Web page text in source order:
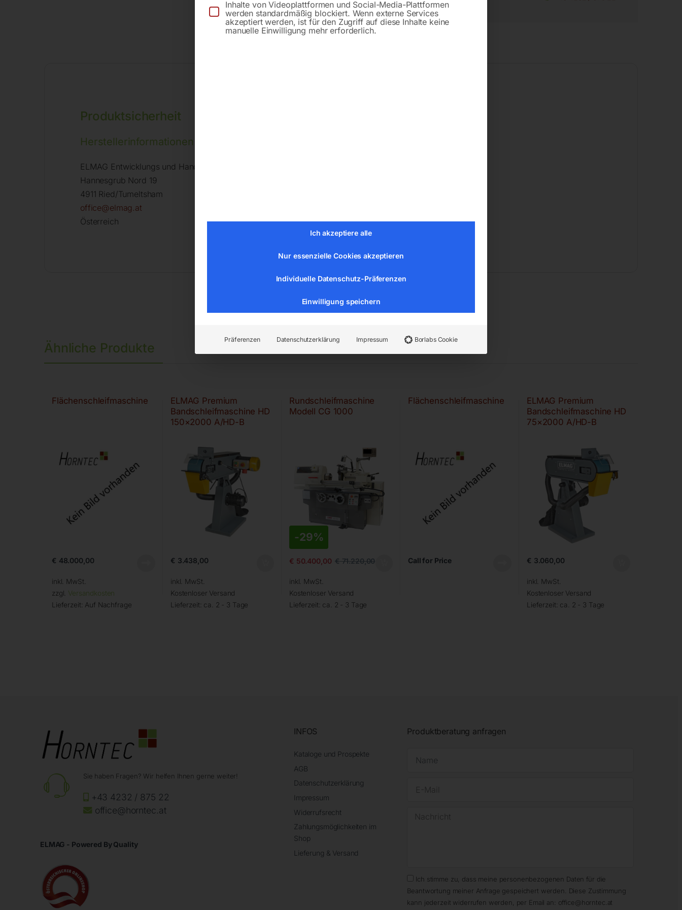
Produktsicherheit
Herstellerinformationen
ELMAG Entwicklungs und Handels GmbH
Hannesgrub Nord 19
4911 Ried/Tumeltsham
office@elmag.at
Österreich
Ähnliche Produkte
Flächenschleifmaschine
€ 48.000,00
inkl. MwSt.
zzgl. Versandkosten
Lieferzeit: Auf Nachfrage
ELMAG Premium
Bandschleifmaschine HD
150×2000 A/HD-B
€ 3.438,00
inkl. MwSt.
Kostenloser Versand
Lieferzeit: ca. 2 - 3 Tage
Rundschleifmaschine
Modell CG 1000
-29%
€ 50.400,00 €71.220,00
inkl. MwSt.
Kostenloser Versand
Lieferzeit: ca. 2 - 3 Tage
Flächenschleifmaschine
Call for Price
ELMAG Premium
Bandschleifmaschine HD
75×2000 A/HD-B
€ 3.060,00
inkl. MwSt.
Kostenloser Versand
Lieferzeit: ca. 2 - 3 Tage
Sie haben Fragen? Wir helfen Ihnen gerne weiter!
+43 4232 / 875 22
office@horntec.at
ELMAG - Powered By Quality
INFOS
Kataloge und Prospekte
AGB
Datenschutzerklärung
Impressum
Widerrufsrecht
Zahlungsmöglichkeiten im
Shop
Lieferung & Versand
Produktberatung anfragen
Ich stimme zu, dass meine personenbezogenen Daten für die
Beantwortung meiner Anfrage gespeichert werden. Diese Zustimmung
kann jederzeit widerrufen werden, per Email an: office@horntec.at
Inhalte von Videoplattformen und Social-Media-Plattformen
werden standardmäßig blockiert. Wenn externe Services
akzeptiert werden, ist für den Zugriff auf diese Inhalte keine
manuelle Einwilligung mehr erforderlich.
Ich akzeptiere alle
Nur essenzielle Cookies akzeptieren
Individuelle Datenschutz-Präferenzen
Einwilligung speichern
Präferenzen Datenschutzerklärung Impressum Borlabs Cookie